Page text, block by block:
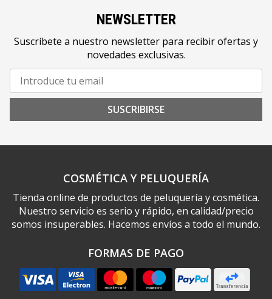
NEWSLETTER
Suscríbete a nuestro newsletter para recibir ofertas y
novedades exclusivas.
SUSCRIBIRSE
COSMÉTICA Y PELUQUERÍA
Tienda online de productos de peluquería y cosmética.
Nuestro servicio es serio y rápido, en calidad/precio
somos insuperables. Hacemos envíos a todo el mundo.
FORMAS DE PAGO